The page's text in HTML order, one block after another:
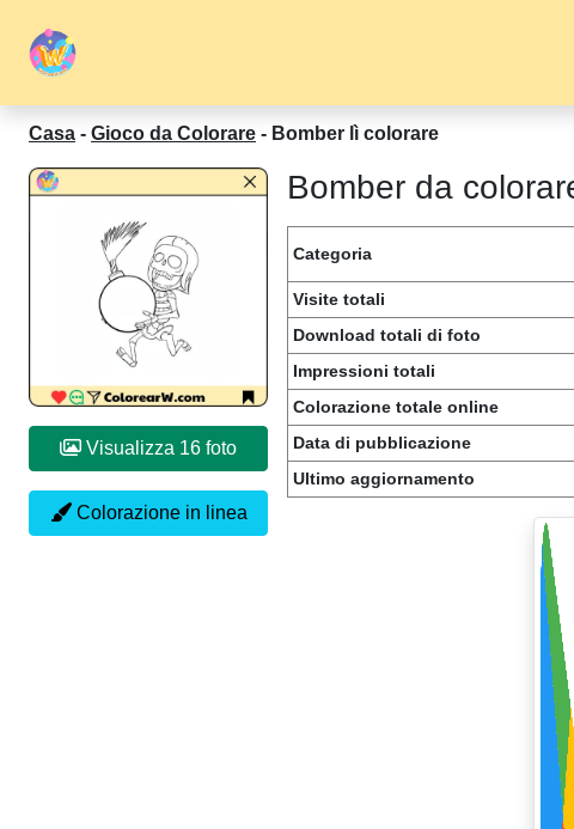
Casa - Gioco da Colorare - Bomber lì colorare
Visualizza 16 foto
Colorazione in linea
Bomber da
Categoria
Visite totali
Download totali di foto
Impressioni totali
Colorazione totale online
Data di pubblicazione
Ultimo aggiornamento